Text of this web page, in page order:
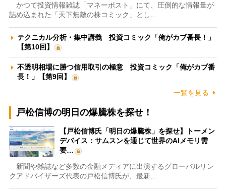
かつて投資情報雑誌「マネーポスト」にて、圧倒的な情報量が
詰め込まれた「天下無敵の株コミック」とし…
テクニカル分析・集中講義 投資コミック「俺がカブ番長！」
【第10回】
不透明相場に勝つ信用取引の極意 投資コミック「俺がカブ番
長！」【第9回】
一覧を見る
戸松信博の明日の爆騰株を探せ！
【戸松信博氏「明日の爆騰株」を探せ】トーメン
デバイス：サムスンを通じて世界のAIメモリ需
要…
新聞や雑誌など多数の金融メディアに出演するグローバルリン
クアドバイザーズ代表の戸松信博氏が、最新…